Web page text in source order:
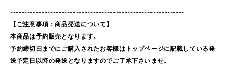
-------------------------------------------------------------
【ご注意事項：商品発送について】
本商品は予約販売となります。
予約締切日までにご購入されたお客様はトップページに記載している発
送予定日以降の発送となりますのでご了承下さいませ。